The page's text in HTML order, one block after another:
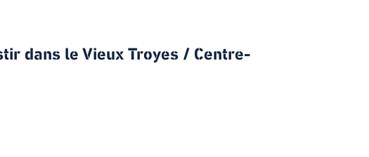
dans le Vieux Troyes / Centre-